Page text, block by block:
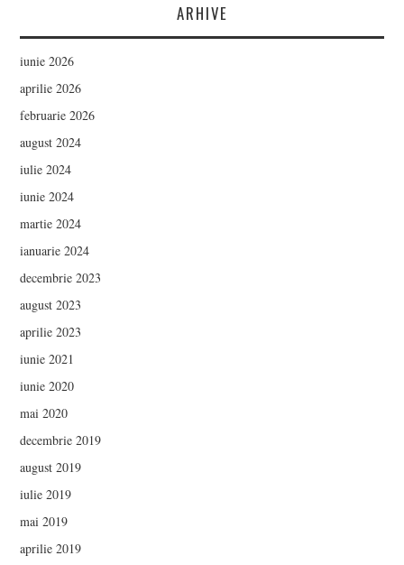
ARHIVE
iunie 2026
aprilie 2026
februarie 2026
august 2024
iulie 2024
iunie 2024
martie 2024
ianuarie 2024
decembrie 2023
august 2023
aprilie 2023
iunie 2021
iunie 2020
mai 2020
decembrie 2019
august 2019
iulie 2019
mai 2019
aprilie 2019